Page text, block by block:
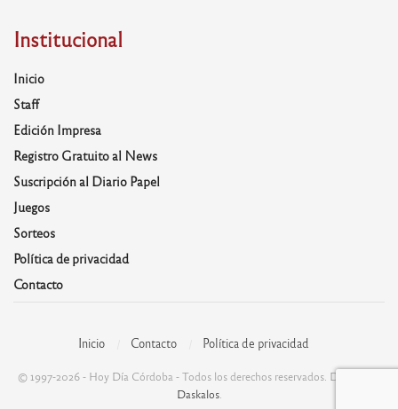
Institucional
Inicio
Staff
Edición Impresa
Registro Gratuito al News
Suscripción al Diario Papel
Juegos
Sorteos
Política de privacidad
Contacto
Inicio Contacto Política de privacidad
© 1997-2026 - Hoy Día Córdoba - Todos los derechos reservados. Desarrolla:
Daskalos.